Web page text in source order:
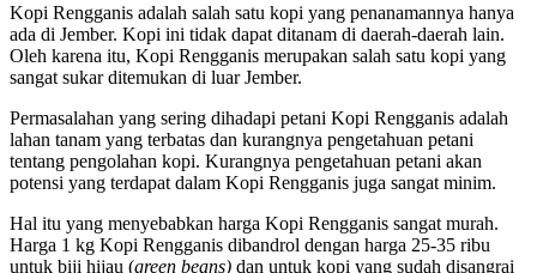
Kopi Rengganis adalah salah satu kopi yang penanamannya hanya
ada di Jember. Kopi ini tidak dapat ditanam di daerah-daerah lain.
Oleh karena itu, Kopi Rengganis merupakan salah satu kopi yang
sangat sukar ditemukan di luar Jember.
Permasalahan yang sering dihadapi petani Kopi Rengganis adalah
lahan tanam yang terbatas dan kurangnya pengetahuan petani
tentang pengolahan kopi. Kurangnya pengetahuan petani akan
potensi yang terdapat dalam Kopi Rengganis juga sangat minim.
Hal itu yang menyebabkan harga Kopi Rengganis sangat murah.
Harga 1 kg Kopi Rengganis dibandrol dengan harga 25-35 ribu
untuk biji hijau (green beans) dan untuk kopi yang sudah disangrai